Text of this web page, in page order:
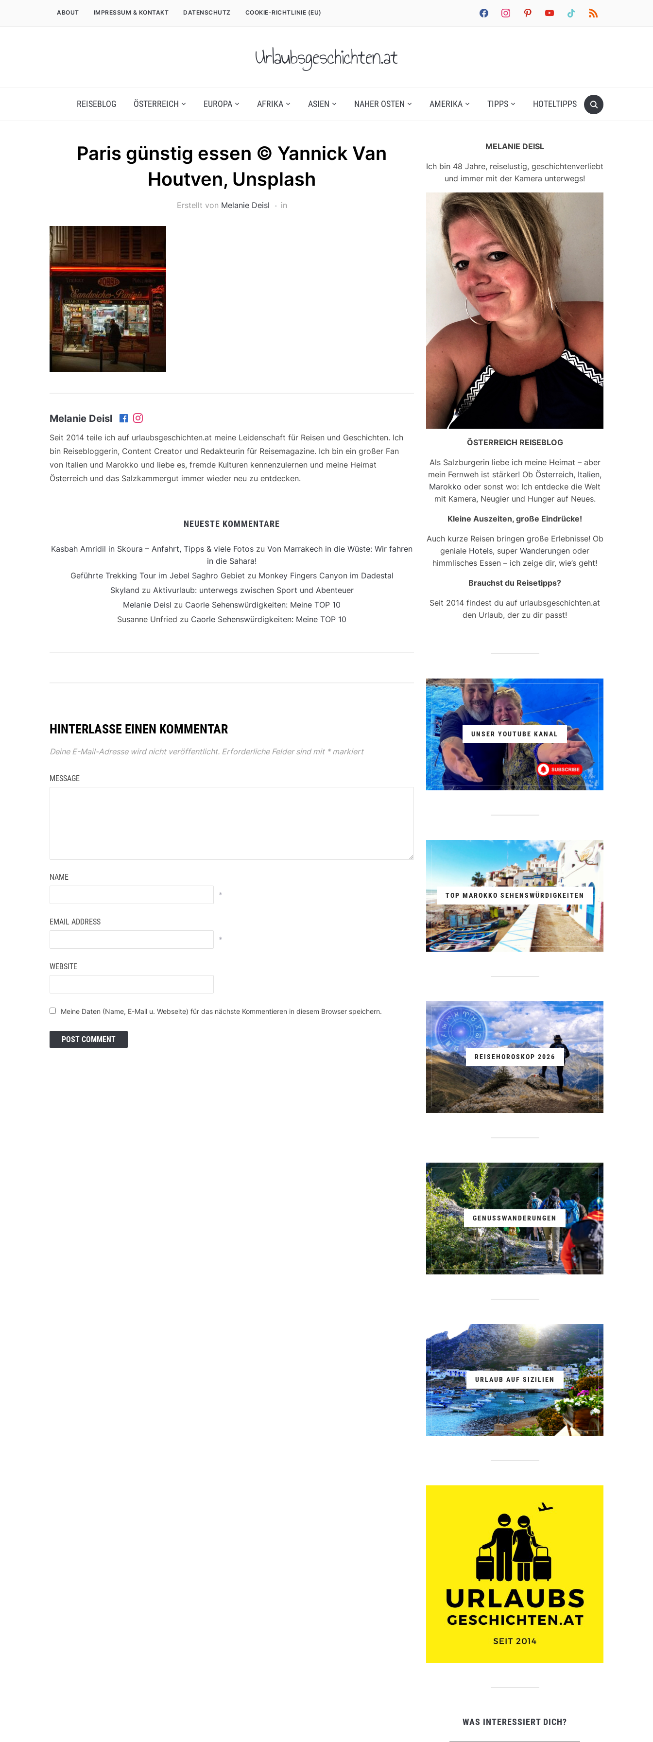
facebookinstagrampinterestyoutube tiktok rss
ABOUT IMPRESSUM & KONTAKT DATENSCHUTZ COOKIE-RICHTLINIE (EU)
Urlaubsgeschichten.at
REISEBLOG ÖSTERREICH EUROPA AFRIKA ASIEN NAHER OSTEN AMERIKA TIPPS HOTELTIPPS
Paris günstig essen © Yannick Van
Houtven, Unsplash
Erstellt von Melanie Deisl in
Melanie Deisl
Seit 2014 teile ich auf urlaubsgeschichten.at meine Leidenschaft für Reisen und Geschichten. Ich
bin Reisebloggerin, Content Creator und Redakteurin für Reisemagazine. Ich bin ein großer Fan
von Italien und Marokko und liebe es, fremde Kulturen kennenzulernen und meine Heimat
Österreich und das Salzkammergut immer wieder neu zu entdecken.
NEUESTE KOMMENTARE
Kasbah Amridil in Skoura – Anfahrt, Tipps & viele Fotos zu Von Marrakech in die Wüste: Wir fahren
in die Sahara!
Geführte Trekking Tour im Jebel Saghro Gebiet zu Monkey Fingers Canyon im Dadestal
Skyland zu Aktivurlaub: unterwegs zwischen Sport und Abenteuer
Melanie Deisl zu Caorle Sehenswürdigkeiten: Meine TOP 10
Susanne Unfried zu Caorle Sehenswürdigkeiten: Meine TOP 10
HINTERLASSE EINEN KOMMENTAR
Deine E-Mail-Adresse wird nicht veröffentlicht. Erforderliche Felder sind mit *markiert
MESSAGE
NAME
*
EMAIL ADDRESS
*
WEBSITE
Meine Daten (Name, E-Mail u. Webseite) für das nächste Kommentieren in diesem Browser speichern.
MELANIE DEISL
Ich bin 48 Jahre, reiselustig, geschichtenverliebt
und immer mit der Kamera unterwegs!
ÖSTERREICH REISEBLOG
Als Salzburgerin liebe ich meine Heimat – aber
mein Fernweh ist stärker! Ob Österreich, Italien,
Marokko oder sonst wo: Ich entdecke die Welt
mit Kamera, Neugier und Hunger auf Neues.
Kleine Auszeiten, große Eindrücke!
Auch kurze Reisen bringen große Erlebnisse! Ob
geniale Hotels, super Wanderungen oder
himmlisches Essen – ich zeige dir, wie’s geht!
Brauchst du Reisetipps?
Seit 2014 findest du auf urlaubsgeschichten.at
den Urlaub, der zu dir passt!
UNSER YOUTUBE KANAL
TOP MAROKKO SEHENSWÜRDIGKEITEN
REISEHOROSKOP 2026
GENUSSWANDERUNGEN
URLAUB AUF SIZILIEN
WAS INTERESSIERT DICH?